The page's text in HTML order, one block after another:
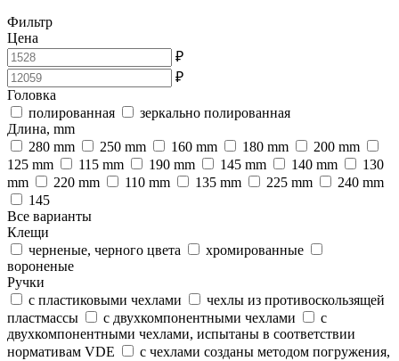
Фильтр
Цена
₽
₽
Головка
полированная
зеркально полированная
Длина, mm
280 mm
250 mm 160 mm 180 mm
200 mm
125 mm
115 mm 190 mm 145 mm 140 mm
130
mm
220 mm 110 mm 135 mm 225 mm
240 mm
145
Все варианты
Клещи
черненые, черного цвета
хромированные
вороненые
Ручки
с пластиковыми чехлами
чехлы из противоскользящей
пластмассы
с двухкомпонентными чехлами
с
двухкомпонентными чехлами, испытаны в соответствии
нормативам VDE
с чехлами созданы методом погружения,